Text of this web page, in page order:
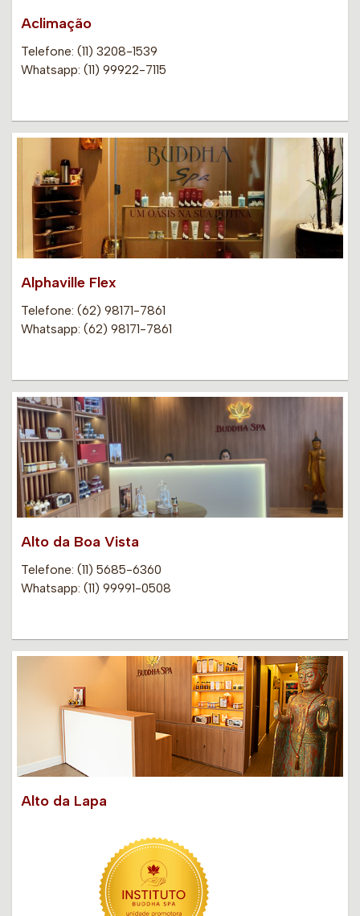
Aclimação
Telefone: (11) 3208-1539
Whatsapp: (11) 99922-7115
Alphaville Flex
Telefone: (62) 98171-7861
Whatsapp: (62) 98171-7861
Alto da Boa Vista
Telefone: (11) 5685-6360
Whatsapp: (11) 99991-0508
Alto da Lapa